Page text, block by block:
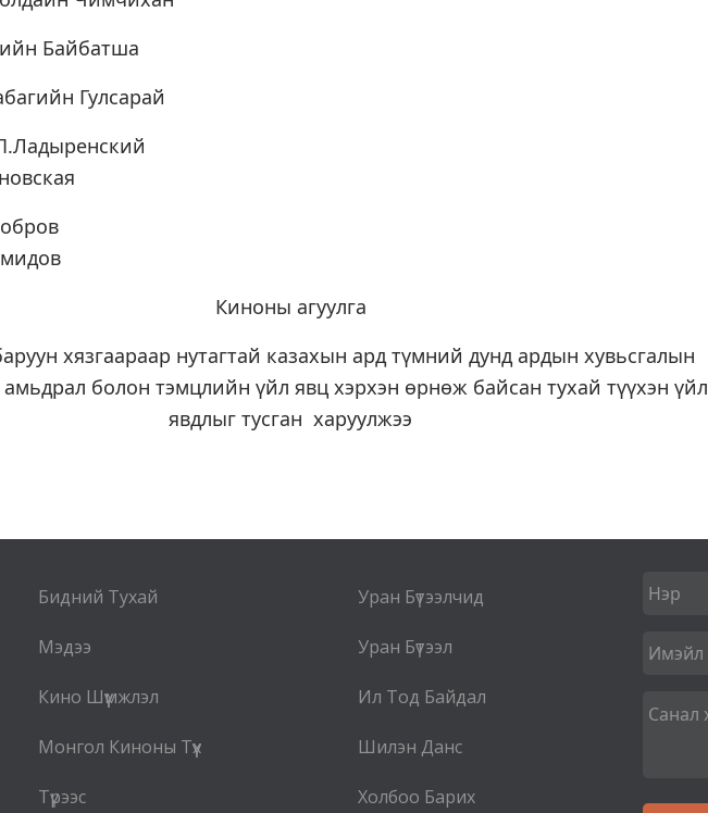
Байбатша
Гулсарай
Киноны агуулга
хязгаараар нутагтай казахын ард түмний дунд ардын хувьсгалын
болон тэмцлийн үйл явц хэрхэн өрнөж байсан тухай түүхэн үйл
явдлыг тусган харуулжээ
Бидний Тухай
Мэдээ
Кино Шүүмжлэл
Монгол Киноны Түүх
Түрээс
Уран Бүтээлчид
Уран Бүтээл
Ил Тод Байдал
Шилэн Данс
Холбоо Барих